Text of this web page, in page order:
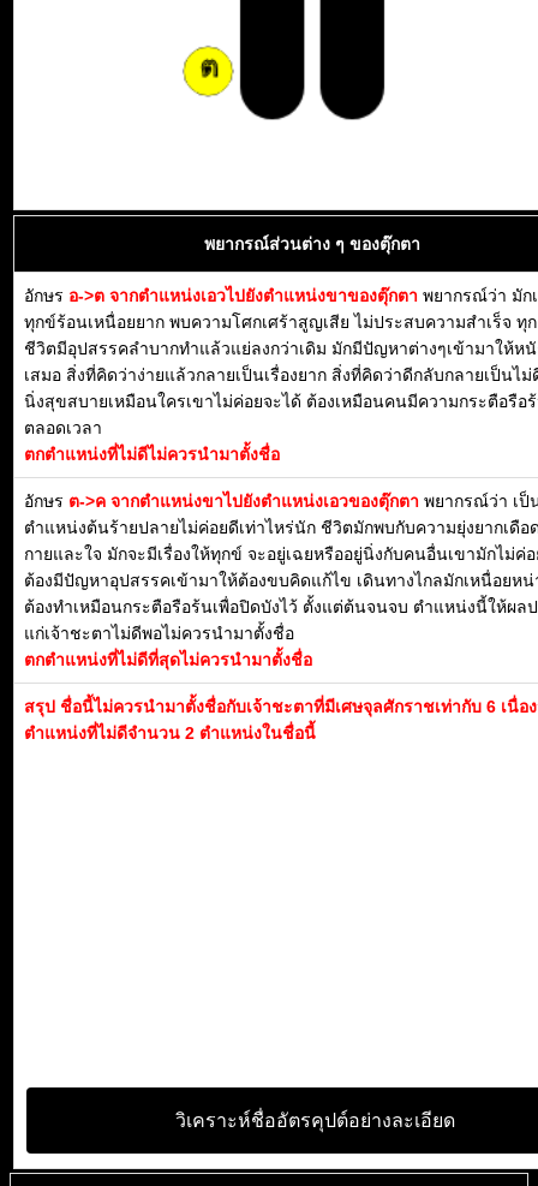
พยากรณ์ส่วนต่าง ๆ ของตุ๊กตา
อักษร อ->ต จากตำแหน่งเอวไปยังตำแหน่งขาของตุ๊กตา พยากรณ์ว่า มัก
ทุกข์ร้อนเหนื่อยยาก พบความโศกเศร้าสูญเสีย ไม่ประสบความสำเร็จ ทุ
ชีวิตมีอุปสรรคลำบากทำแล้วแย่ลงกว่าเดิม มักมีปัญหาต่างๆเข้ามาให้หนั
เสมอ สิ่งที่คิดว่าง่ายแล้วกลายเป็นเรื่องยาก สิ่งที่คิดว่าดีกลับกลายเป็นไม่
นิ่งสุขสบายเหมือนใครเขาไม่ค่อยจะได้ ต้องเหมือนคนมีความกระตือรือ
ตลอดเวลา
ตกตำแหน่งที่ไม่ดีไม่ควรนำมาตั้งชื่อ
อักษร ต->ค จากตำแหน่งขาไปยังตำแหน่งเอวของตุ๊กตา พยากรณ์ว่า เป็
ตำแหน่งต้นร้ายปลายไม่ค่อยดีเท่าไหร่นัก ชีวิตมักพบกับความยุ่งยากเดือ
กายและใจ มักจะมีเรื่องให้ทุกข์ จะอยู่เฉยหรืออยู่นิ่งกับคนอื่นเขามักไม่ค่
ต้องมีปัญหาอุปสรรคเข้ามาให้ต้องขบคิดแก้ไข เดินทางไกลมักเหนื่อยห
ต้องทำเหมือนกระตือรือร้นเพื่อปิดบังไว้ ตั้งแต่ต้นจนจบ ตำแหน่งนี้ให้ผล
แก่เจ้าชะตาไม่ดีพอไม่ควรนำมาตั้งชื่อ
ตกตำแหน่งที่ไม่ดีที่สุดไม่ควรนำมาตั้งชื่อ
สรุป ชื่อนี้ไม่ควรนำมาตั้งชื่อกับเจ้าชะตาที่มีเศษจุลศักราชเท่ากับ 6 เนื่อ
ตำแหน่งที่ไม่ดีจำนวน 2 ตำแหน่งในชื่อนี้
วิเคราะห์ชื่ออัตรคุปต์อย่างละเอียด